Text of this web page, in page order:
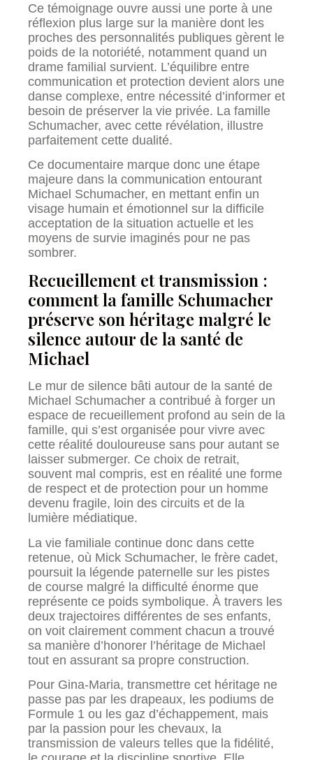
Ce témoignage ouvre aussi une porte à une
réflexion plus large sur la manière dont les
proches des personnalités publiques gèrent le
poids de la notoriété, notamment quand un
drame familial survient. L’équilibre entre
communication et protection devient alors une
danse complexe, entre nécessité d’informer et
besoin de préserver la vie privée. La famille
Schumacher, avec cette révélation, illustre
parfaitement cette dualité.
Ce documentaire marque donc une étape
majeure dans la communication entourant
Michael Schumacher, en mettant enfin un
visage humain et émotionnel sur la difficile
acceptation de la situation actuelle et les
moyens de survie imaginés pour ne pas
sombrer.
Recueillement et transmission :
comment la famille Schumacher
préserve son héritage malgré le
silence autour de la santé de
Michael
Le mur de silence bâti autour de la santé de
Michael Schumacher a contribué à forger un
espace de recueillement profond au sein de la
famille, qui s’est organisée pour vivre avec
cette réalité douloureuse sans pour autant se
laisser submerger. Ce choix de retrait,
souvent mal compris, est en réalité une forme
de respect et de protection pour un homme
devenu fragile, loin des circuits et de la
lumière médiatique.
La vie familiale continue donc dans cette
retenue, où Mick Schumacher, le frère cadet,
poursuit la légende paternelle sur les pistes
de course malgré la difficulté énorme que
représente ce poids symbolique. À travers les
deux trajectoires différentes de ses enfants,
on voit clairement comment chacun a trouvé
sa manière d’honorer l’héritage de Michael
tout en assurant sa propre construction.
Pour Gina-Maria, transmettre cet héritage ne
passe pas par les drapeaux, les podiums de
Formule 1 ou les gaz d’échappement, mais
par la passion pour les chevaux, la
transmission de valeurs telles que la fidélité,